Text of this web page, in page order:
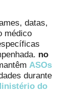
datas,
médico
no
ASOs
durante
do